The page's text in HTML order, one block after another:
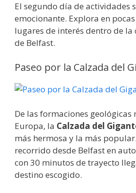
El segundo día de actividades
emocionante. Explora en
lugares de interés dentro de
de Belfast.
Paseo por la Calzada del
De las formaciones geológicas
Europa, la Calzada del
más hermosa y la más
recorrido desde Belfast en
con 30 minutos de trayecto
destino escogido.